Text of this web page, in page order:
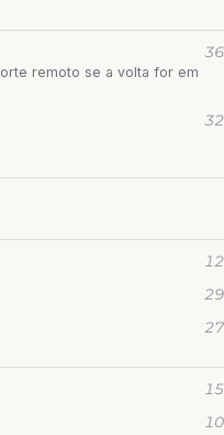
36
remoto se a volta for em
32
12
29
27
15
10